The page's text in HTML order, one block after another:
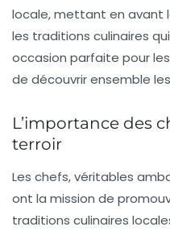
locale, mettant en avant
les traditions culinaires
occasion parfaite pour
de découvrir ensemble
L’importance des
terroir
Les chefs, véritables
ont la mission de
traditions culinaires